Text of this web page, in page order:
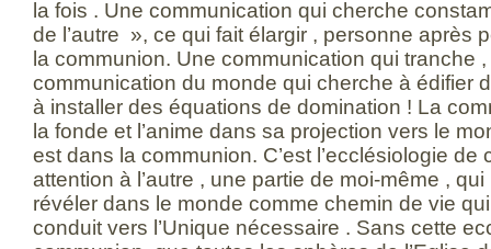
la fois . Une communication qui cherche
de l’autre », ce qui fait élargir , personne après
la communion. Une communication qui tranche
communication du monde qui cherche à édifier
à installer des équations de domination ! La
la fonde et l’anime dans sa projection vers le
est dans la communion. C’est l’ecclésiologie de
attention à l’autre , une partie de moi-même ,
révéler dans le monde comme chemin de vie
conduit vers l’Unique nécessaire . Sans cette